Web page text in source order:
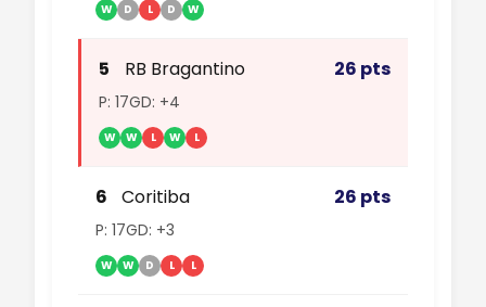
W D L D W
5 RB Bragantino 26 pts
P: 17GD: +4
W W L W L
6 Coritiba 26 pts
P: 17GD: +3
W W D L L